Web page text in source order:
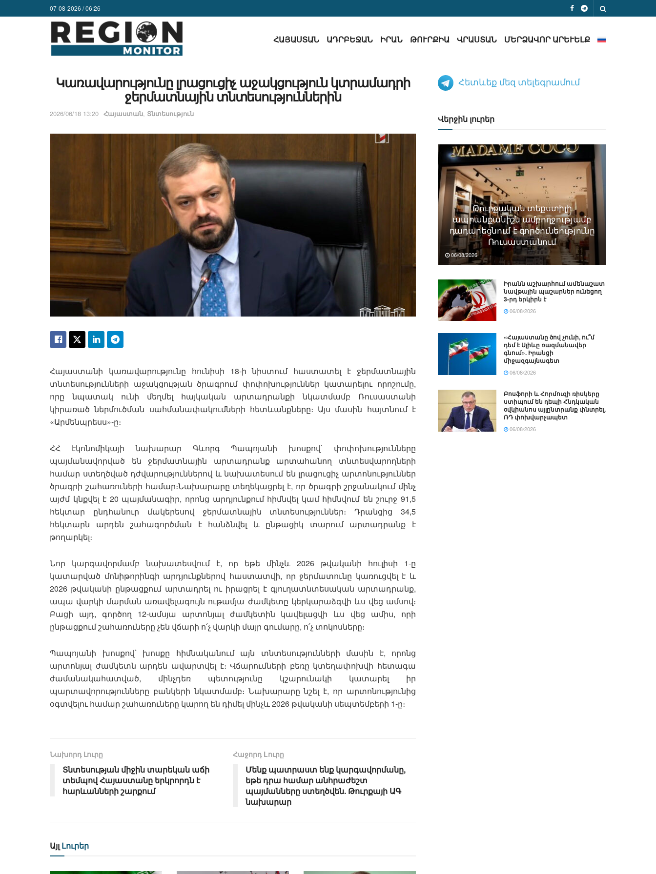
07-08-2026 / 06:26
ՀԱՅԱՍՏԱՆ ԱԴՐԲԵՋԱՆ ԻՐԱՆ ԹՈՒՐՔԻԱ ՎՐԱՍՏԱՆ ՄԵՐՁԱՎՈՐ ԱՐԵՒԵԼՔ
Կառավարությունը լրացուցիչ աջակցություն կտրամադրի
ջերմատնային տնտեսություններին
2026/06/18 13:20 Հայաստան, Տնտեսություն
Հայաստանի կառավարությունը հունիսի 18-ի նիստում հաստատել է ջերմատնային
տնտեսությունների աջակցության ծրագրում փոփոխություններ կատարելու որոշումը,
որը նպատակ ունի մեղմել հայկական արտադրանքի նկատմամբ Ռուսաստանի
կիրառած ներմուծման սահմանափակումների հետևանքները։ Այս մասին հայտնում է
«Արմենպրեսս»-ը։
ՀՀ էկոնոմիկայի նախարար Գևորգ Պապոյանի խոսքով՝ փոփոխությունները
պայմանավորված են ջերմատնային արտադրանք արտահանող տնտեսվարողների
համար ստեղծված դժվարություններով և նախատեսում են լրացուցիչ արտոնություններ
ծրագրի շահառուների համար։Նախարարը տեղեկացրել է, որ ծրագրի շրջանակում մինչ
այժմ կնքվել է 20 պայմանագիր, որոնց արդյունքում հիմնվել կամ հիմնվում են շուրջ 91,5
հեկտար ընդհանուր մակերեսով ջերմատնային տնտեսություններ։ Դրանցից 34,5
հեկտարն արդեն շահագործման է հանձնվել և ընթացիկ տարում արտադրանք է
թողարկել։
Նոր կարգավորմամբ նախատեսվում է, որ եթե մինչև 2026 թվականի հուլիսի 1-ը
կատարված մոնիթորինգի արդյունքներով հաստատվի, որ ջերմատունը կառուցվել է և
2026 թվականի ընթացքում արտադրել ու իրացրել է գյուղատնտեսական արտադրանք,
ապա վարկի մարման առավելագույն ութամյա ժամկետը կերկարաձգվի ևս վեց ամսով։
Բացի այդ, գործող 12-ամսյա արտոնյալ ժամկետին կավելացվի ևս վեց ամիս, որի
ընթացքում շահառուները չեն վճարի ո՛չ վարկի մայր գումարը, ո՛չ տոկոսները։
Պապոյանի խոսքով՝ խոսքը հիմնականում այն տնտեսությունների մասին է, որոնց
արտոնյալ ժամկետն արդեն ավարտվել է։ Վճարումների բեռը կտեղափոխվի հետագա
ժամանակահատված, մինչդեռ պետությունը կշարունակի կատարել իր
պարտավորությունները բանկերի նկատմամբ։ Նախարարը նշել է, որ արտոնությունից
օգտվելու համար շահառուները կարող են դիմել մինչև 2026 թվականի սեպտեմբերի 1-ը։
Նախորդ Լուրը
Տնտեսության միջին տարեկան աճի
տեմպով Հայաստանը երկրորդն է
հարևանների շարքում
Հաջորդ Lուրը
Մենք պատրաստ ենք կարգավորմանը,
եթե դրա համար անհրաժեշտ
պայմանները ստեղծվեն. Թուրքայի ԱԳ
նախարար
Այլ Լուրեր
Հետևեք մեզ տելեգրամում
Վերջին լուրեր
Թուրքական տեքստիլի
ապրանքանիշն ամբողջությամբ
դադարեցնում է գործունեությունը
Ռուսաստանում
06/08/2026
Իրանն աշխարհում ամենաշատ
նավթային պաշարներ ունեցող
3-րդ երկիրն է
06/08/2026
«Հայաստանը ծով չունի, ու՞մ
դեմ է Ալիևը ռազմանավեր
գնում». Իրանցի
միջազգայնագետ
06/08/2026
Բոսֆորի և Հորմուզի ռիսկերը
ստիպում են դեպի Հնդկական
օվկիանոս այլընտրանք փնտրել.
ՌԴ փոխվարչապետ
06/08/2026